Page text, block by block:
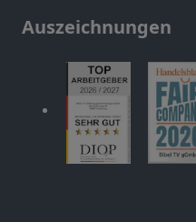
Auszeichnungen